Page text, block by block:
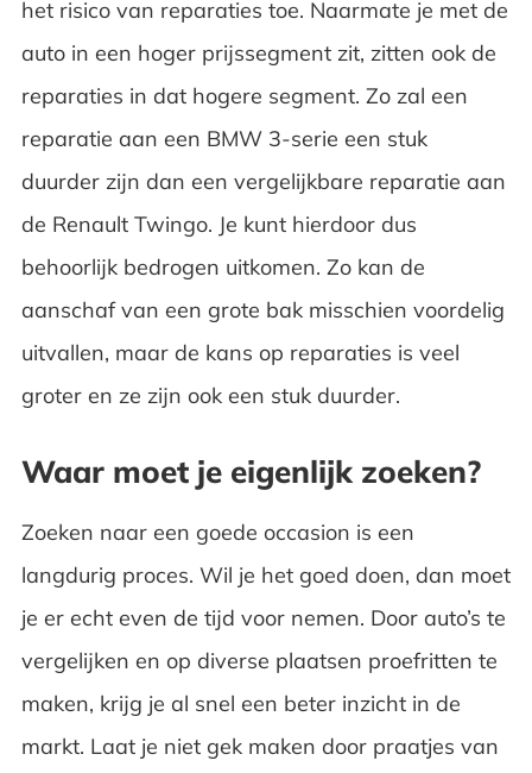
het risico van reparaties toe. Naarmate je met de
auto in een hoger prijssegment zit, zitten ook de
reparaties in dat hogere segment. Zo zal een
reparatie aan een BMW 3-serie een stuk
duurder zijn dan een vergelijkbare reparatie aan
de Renault Twingo. Je kunt hierdoor dus
behoorlijk bedrogen uitkomen. Zo kan de
aanschaf van een grote bak misschien voordelig
uitvallen, maar de kans op reparaties is veel
groter en ze zijn ook een stuk duurder.
Waar moet je eigenlijk zoeken?
Zoeken naar een goede occasion is een
langdurig proces. Wil je het goed doen, dan moet
je er echt even de tijd voor nemen. Door auto’s te
vergelijken en op diverse plaatsen proefritten te
maken, krijg je al snel een beter inzicht in de
markt. Laat je niet gek maken door praatjes van